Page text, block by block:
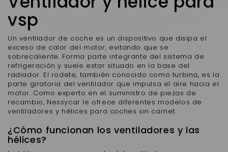
vsp
Un ventilador de coche es un dispositivo que disipa el
exceso de calor del motor, evitando que se
sobrecaliente. Forma parte integrante del sistema de
refrigeración y suele estar situado en la base del
radiador. El rodete, también conocido como turbina, es la
parte giratoria del ventilador que impulsa el aire hacia el
motor. Como experto en el suministro de piezas de
recambio, Nessycar le ofrece diferentes modelos de
ventiladores y hélices para coches sin carnet.
¿Cómo funcionan los ventiladores y las
hélices?